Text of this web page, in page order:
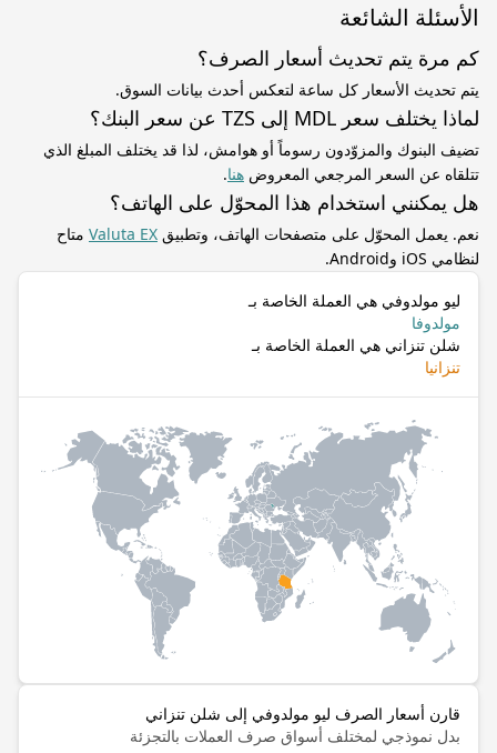
الأسئلة الشائعة
كم مرة يتم تحديث أسعار الصرف؟
يتم تحديث الأسعار كل ساعة لتعكس أحدث بيانات السوق.
لماذا يختلف سعر MDL إلى TZS عن سعر البنك؟
تضيف البنوك والمزوّدون رسوماً أو هوامش، لذا قد يختلف المبلغ الذي
تتلقاه عن السعر المرجعي المعروض هنا.
هل يمكنني استخدام هذا المحوّل على الهاتف؟
نعم. يعمل المحوّل على متصفحات الهاتف، وتطبيق Valuta EX متاح
لنظامي iOS وAndroid.
ليو مولدوفي هي العملة الخاصة بـ
مولدوفا
شلن تنزاني هي العملة الخاصة بـ
تنزانيا
قارن أسعار الصرف ليو مولدوفي إلى شلن تنزاني
بدل نموذجي لمختلف أسواق صرف العملات بالتجزئة